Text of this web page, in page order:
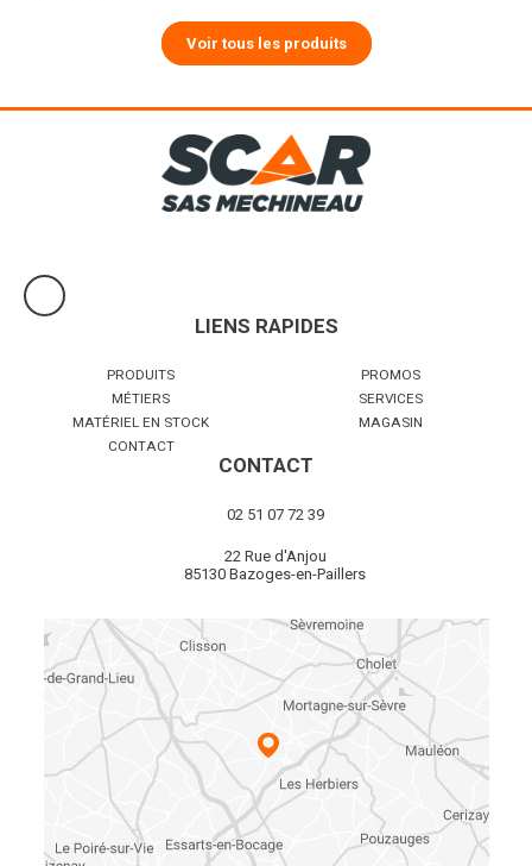
Voir tous les produits
LIENS RAPIDES
PRODUITS
PROMOS
MÉTIERS
SERVICES
MATÉRIEL EN STOCK
MAGASIN
CONTACT
CONTACT
02 51 07 72 39
22 Rue d'Anjou
85130 Bazoges-en-Paillers